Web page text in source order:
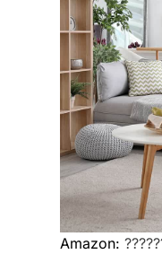
Amazon: